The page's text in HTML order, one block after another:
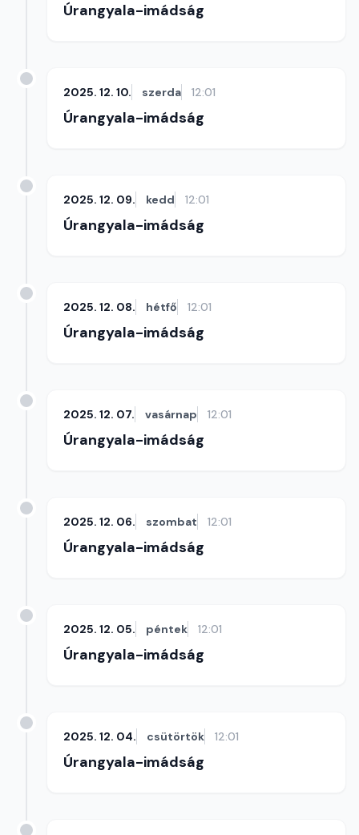
Úrangyala-imádság
2025. 12. 10. szerda 12:01
Úrangyala-imádság
2025. 12. 09. kedd 12:01
Úrangyala-imádság
2025. 12. 08. hétfő 12:01
Úrangyala-imádság
2025. 12. 07. vasárnap 12:01
Úrangyala-imádság
2025. 12. 06. szombat 12:01
Úrangyala-imádság
2025. 12. 05. péntek 12:01
Úrangyala-imádság
2025. 12. 04. csütörtök 12:01
Úrangyala-imádság